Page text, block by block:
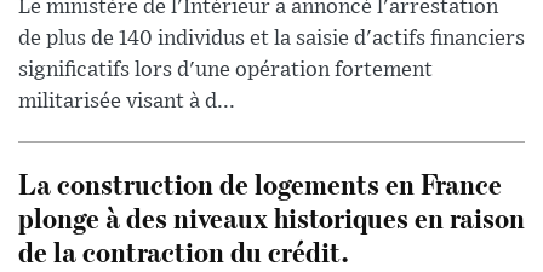
Le ministère de l'Intérieur a annoncé l'arrestation
de plus de 140 individus et la saisie d'actifs financiers
significatifs lors d'une opération fortement
militarisée visant à d...
La construction de logements en France
plonge à des niveaux historiques en raison
de la contraction du crédit.